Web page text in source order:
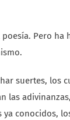
Pero ha
suertes, los
las
conocidos,